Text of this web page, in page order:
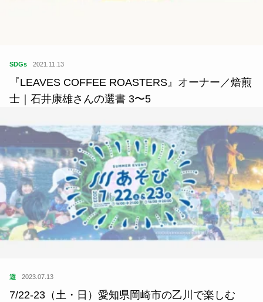
SDGs 2021.11.13
『LEAVES COFFEE ROASTERS』オーナー／焙煎
士｜石井康雄さんの選書 3〜5
遊 2023.07.13
7/22-23（土・日）愛知県岡崎市の乙川で楽しむ